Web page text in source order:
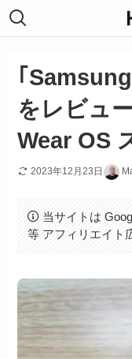
｢
をレビュ
Wear OS
2023年12月23日
当サイトは
等 アフィリエイト